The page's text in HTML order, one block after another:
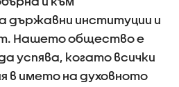
държавни институции и
Нашето общество е
успява, когато всички
в името на духовното